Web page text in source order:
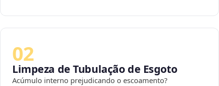
02
Limpeza de Tubulação de Esgoto
Acúmulo interno prejudicando o escoamento?